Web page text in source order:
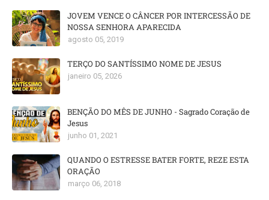
JOVEM VENCE O CÂNCER POR INTERCESSÃO DE
NOSSA SENHORA APARECIDA
agosto 05, 2019
TERÇO DO SANTÍSSIMO NOME DE JESUS
janeiro 05, 2026
BENÇÃO DO MÊS DE JUNHO - Sagrado Coração de
Jesus
junho 01, 2021
QUANDO O ESTRESSE BATER FORTE, REZE ESTA
ORAÇÃO
março 06, 2018